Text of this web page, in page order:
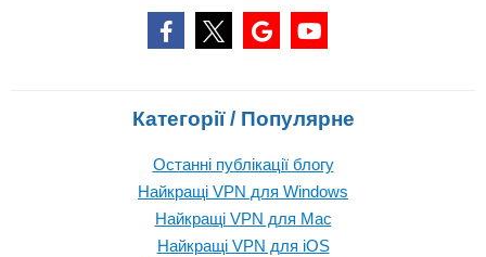
Категорії / Популярне
Останні публікації блогу
Найкращі VPN для Windows
Найкращі VPN для Mac
Найкращі VPN для iOS